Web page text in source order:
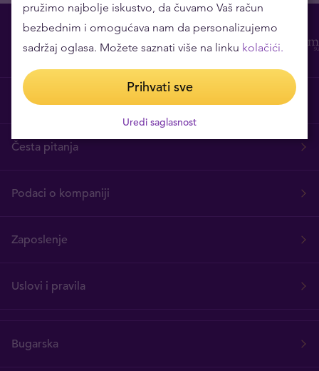
O nama
Česta pitanja
Podaci o kompaniji
Zaposlenje
Uslovi i pravila
Bugarska
pružimo najbolje iskustvo, da čuvamo Vaš račun
bezbednim i omogućava nam da personalizujemo
sadržaj oglasa. Možete saznati više na linku kolačići.
Prihvati sve
Uredi saglasnost